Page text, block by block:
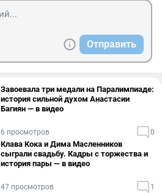
Отправить
Завоевала три медали на Паралимпиаде:
история сильной духом Анастасии
Багиян — в видео
6 просмотров 0
Клава Кока и Дима Масленников
сыграли свадьбу. Кадры с торжества и
история пары — в видео
47 просмотров 1